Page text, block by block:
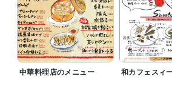
デザイン制作 ショップカード・名刺
語学力
英語 日常会話レベル
中華料理店のメニュー 和カフェスィ